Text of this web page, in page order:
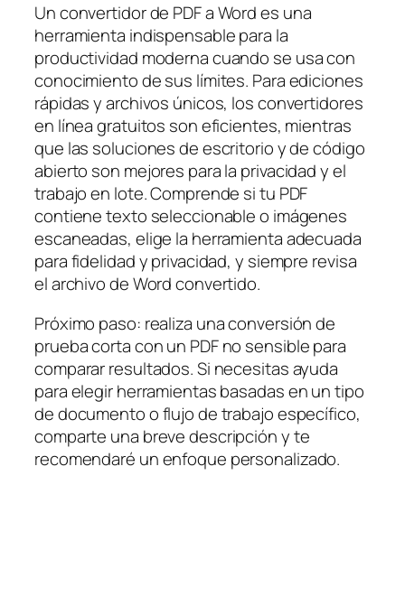
Un convertidor de PDF a Word es una
herramienta indispensable para la
productividad moderna cuando se usa con
conocimiento de sus límites. Para ediciones
rápidas y archivos únicos, los convertidores
en línea gratuitos son eficientes, mientras
que las soluciones de escritorio y de código
abierto son mejores para la privacidad y el
trabajo en lote. Comprende si tu PDF
contiene texto seleccionable o imágenes
escaneadas, elige la herramienta adecuada
para fidelidad y privacidad, y siempre revisa
el archivo de Word convertido.
Próximo paso: realiza una conversión de
prueba corta con un PDF no sensible para
comparar resultados. Si necesitas ayuda
para elegir herramientas basadas en un tipo
de documento o flujo de trabajo específico,
comparte una breve descripción y te
recomendaré un enfoque personalizado.